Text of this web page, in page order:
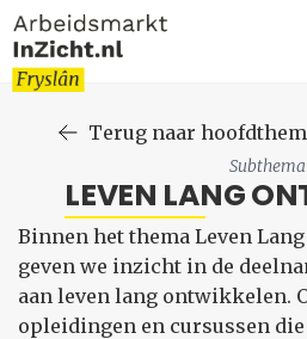
Terug naar
Subthema
LEVEN LANG
Binnen het thema Leven
geven we inzicht in de
aan leven lang ontwikkelen.
opleidingen en cursussen